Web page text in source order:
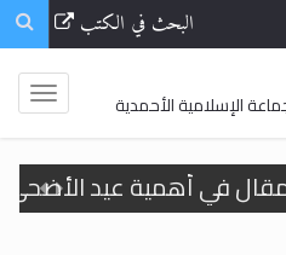
البحث في الكتب
الإسلامية الأحمدية
حِكم، وأهداف >> المزيد